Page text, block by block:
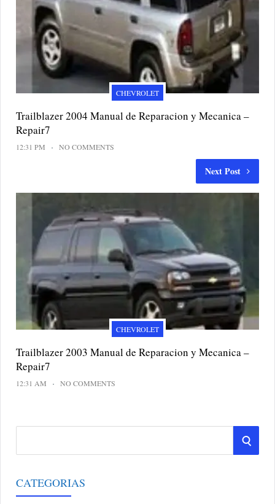
CHEVROLET
Trailblazer 2004 Manual de Reparacion y Mecanica –
Repair7
12:31 PM NO COMMENTS
Next Post
CHEVROLET
Trailblazer 2003 Manual de Reparacion y Mecanica –
Repair7
12:31 AM NO COMMENTS
r
c
S
CATEGORIAS